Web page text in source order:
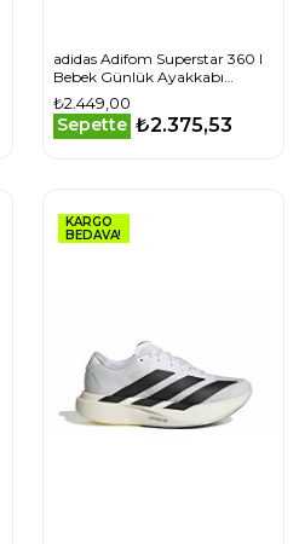
adidas Adifom Superstar 360 I
Bebek Günlük Ayakkabı
IH3504 Siyah
₺2.449,00
Sepette ₺2.375,53
KARGO
BEDAVA!